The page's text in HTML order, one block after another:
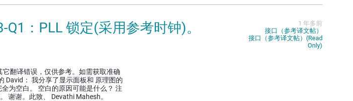
Q1：PLL 锁定(采用参考时钟)。
翻译错误，仅供参考。如需获取准确
David： 我分享了显示面板和 原理图的
为空白。 空白的原因可能是什么？ 注
谢谢。此致、 Devathi Mahesh。
1 年多前
接口（参考译文帖）
接口（参考译文帖）(Read
Only)